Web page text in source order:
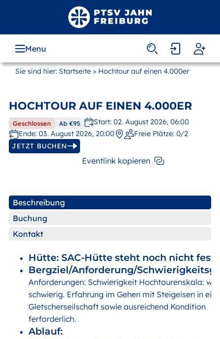
MAIN
NAVIGATION
Menu
Sie sind hier: Startseite> Hochtour auf einen 4.000er
HOCHTOUR AUF EINEN 4.000ER
Geschlossen Ab €95
Start: 02. August 2026, 06:00
Ende: 03. August 2026, 20:00
Freie Plätze: 0/2
JETZT BUCHEN
Eventlink kopieren
Beschreibung
Buchung
Kontakt
Hütte: SAC-Hütte steht noch nicht fest
Bergziel/Anforderung/
Anforderungen: Schwierigkeit Hochtourenskala:
schwierig. Erfahrung im Gehen mit Steigeisen in
Gletscherseilschaft sowie ausreichend Kondition
ferforderlich.
Ablauf: